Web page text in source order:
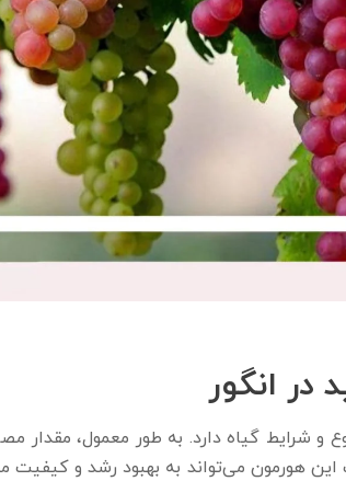
در انگور
این هورمون می‌تواند به بهبود رشد و